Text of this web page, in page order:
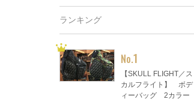
ランキング
No.1
【SKULL FLIGHT／ス
カルフライト】 ボデ
ィーバッグ 2カラー